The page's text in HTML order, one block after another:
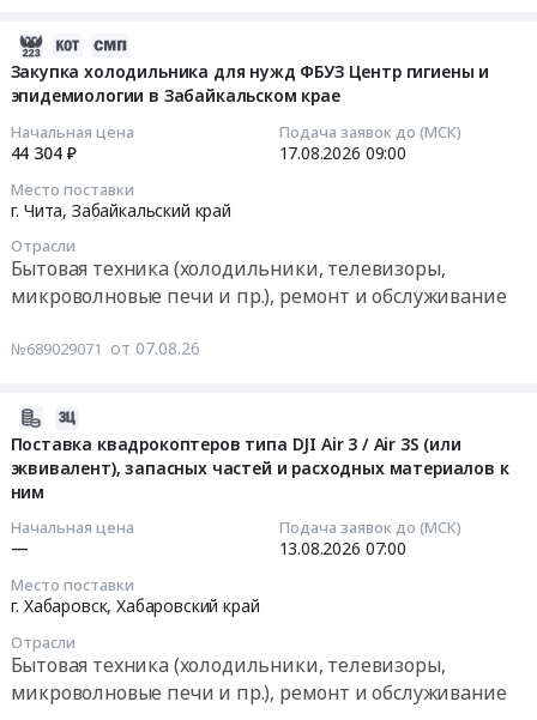
Закупка холодильника для нужд ФБУЗ Центр гигиены и
эпидемиологии в Забайкальском крае
Начальная цена
44 304 ₽
Подача заявок до (МСК)
17.08.2026 09:00
Место поставки
г. Чита, Забайкальский край
Отрасли
Бытовая техника (холодильники, телевизоры,
микроволновые печи и пр.), ремонт и обслуживание
№689029071 от 07.08.26
Поставка квадрокоптеров типа DJI Air 3 / Air 3S (или
эквивалент), запасных частей и расходных материалов к
ним
Начальная цена
—
Подача заявок до (МСК)
13.08.2026 07:00
Место поставки
г. Хабаровск,Хабаровский край
Отрасли
Бытовая техника (холодильники, телевизоры,
микроволновые печи и пр.), ремонт и обслуживание